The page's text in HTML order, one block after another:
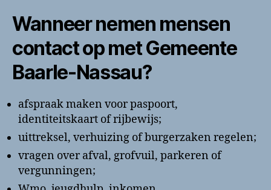
Wanneer nemen mensen
contact op met Gemeente
Baarle-Nassau?
afspraak maken voor paspoort,
identiteitskaart of rijbewijs;
uittreksel, verhuizing of burgerzaken regelen;
vragen over afval, grofvuil, parkeren of
vergunningen;